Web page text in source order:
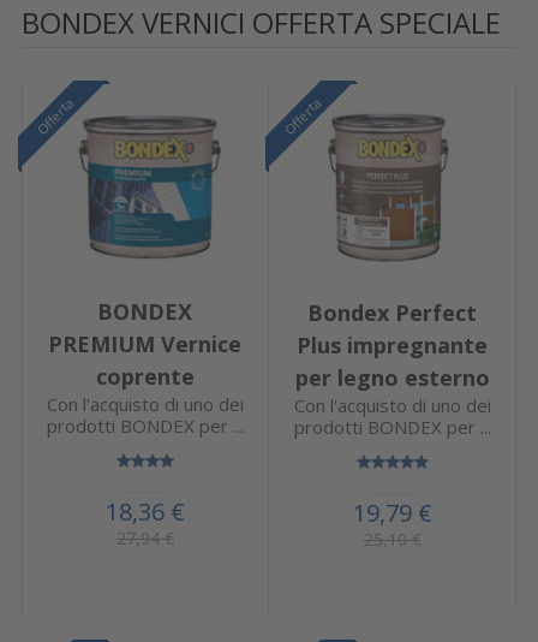
BONDEX VERNICI OFFERTA SPECIALE
Offerta
BONDEX
PREMIUM Vernice
coprente
Con l'acquisto di uno dei
prodotti BONDEX per ...
18,36 €
27,94 €
Offerta
Bondex Perfect
Plus impregnante
per legno esterno
Con l'acquisto di uno dei
prodotti BONDEX per ...
19,79 €
25,10 €